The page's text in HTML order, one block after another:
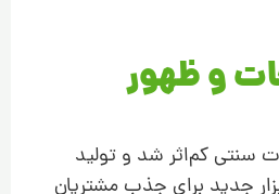
و ظهور
سنتی کم‌اثر شد و تولید
جدید برای جذب مشتریان